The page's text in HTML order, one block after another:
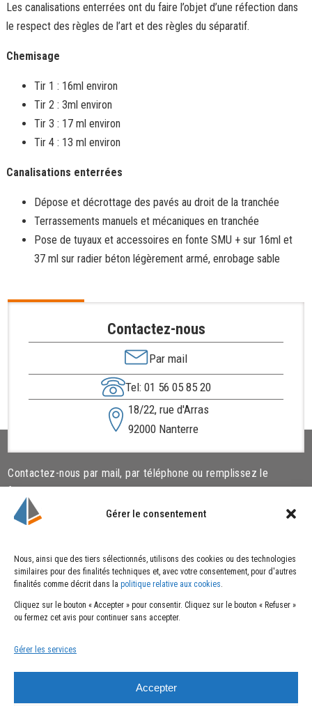
Gérer le consentement
Nous, ainsi que des tiers sélectionnés, utilisons des cookies ou des technologies
similaires pour des finalités techniques et, avec votre consentement, pour d'autres
finalités comme décrit dans la politique relative aux cookies.
Cliquez sur le bouton « Accepter » pour consentir. Cliquez sur le bouton « Refuser »
ou fermez cet avis pour continuer sans accepter.
Gérer les services
Accepter
Les canalisations enterrées ont du faire l’objet d’une réfection dans
le respect des règles de l’art et des règles du séparatif.
Chemisage
Tir 1 : 16ml environ
Tir 2 : 3ml environ
Tir 3 : 17 ml environ
Tir 4 : 13 ml environ
Canalisations enterrées
Dépose et décrottage des pavés au droit de la tranchée
Terrassements manuels et mécaniques en tranchée
Pose de tuyaux et accessoires en fonte SMU + sur 16ml et
37 ml sur radier béton légèrement armé, enrobage sable
Contactez-nous
Par mail
Tel: 01 56 05 85 20
18/22, rue d'Arras
92000 Nanterre
Contactez-nous par mail, par téléphone ou remplissez le
Liens utiles
Qui sommes-nous ?
Nos actualités
Nous rejoindre
Cookies
Politique de cookies
Mentions Suivez-nous